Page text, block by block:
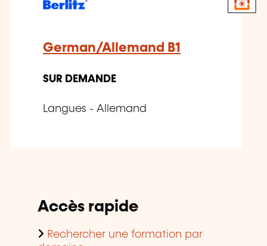
German/Allemand B1
SUR DEMANDE
Langues - Allemand
Accès rapide
Rechercher une formation par